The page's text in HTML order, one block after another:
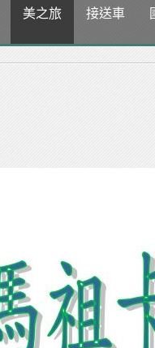
美之旅 接送車